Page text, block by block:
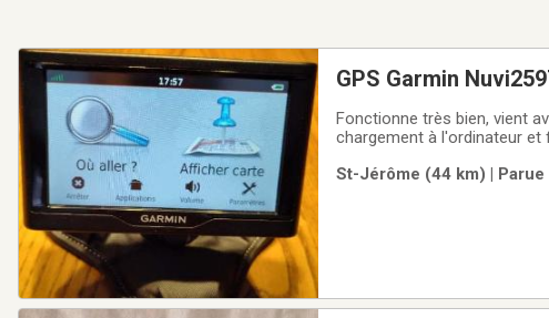
GPS Garmin
Fonctionne très bien, vient
chargement à l'ordinateur
St-Jérôme (44 km) |